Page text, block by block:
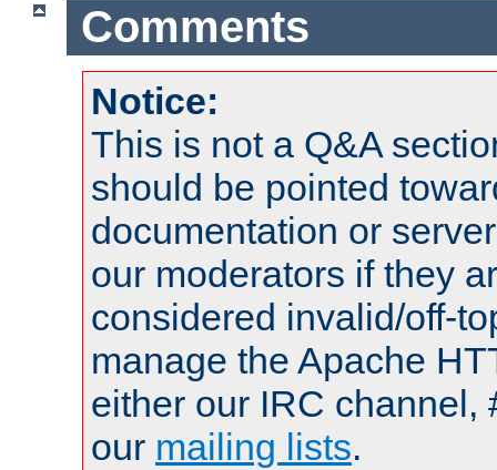
Comments
Notice:
This is not a Q&A
should be pointed
documentation or
our moderators if they
considered invalid/off-
manage the Apache
either our IRC channel,
our mailing lists.